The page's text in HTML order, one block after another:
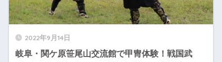
2022年9月14日
岐阜・関ケ原笹尾山交流館で甲冑体験！戦国武